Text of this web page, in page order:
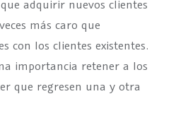
adquirir nuevos clientes
más caro que
con los clientes existentes.
importancia retener a los
que regresen una y otra